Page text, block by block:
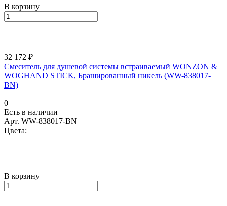
В корзину
32 172 ₽
Смеситель для душевой системы встраиваемый WONZON &
WOGHAND STICK, Брашированный никель (WW-838017-
BN)
0
Есть в наличии
Арт. WW-838017-BN
Цвета:
В корзину